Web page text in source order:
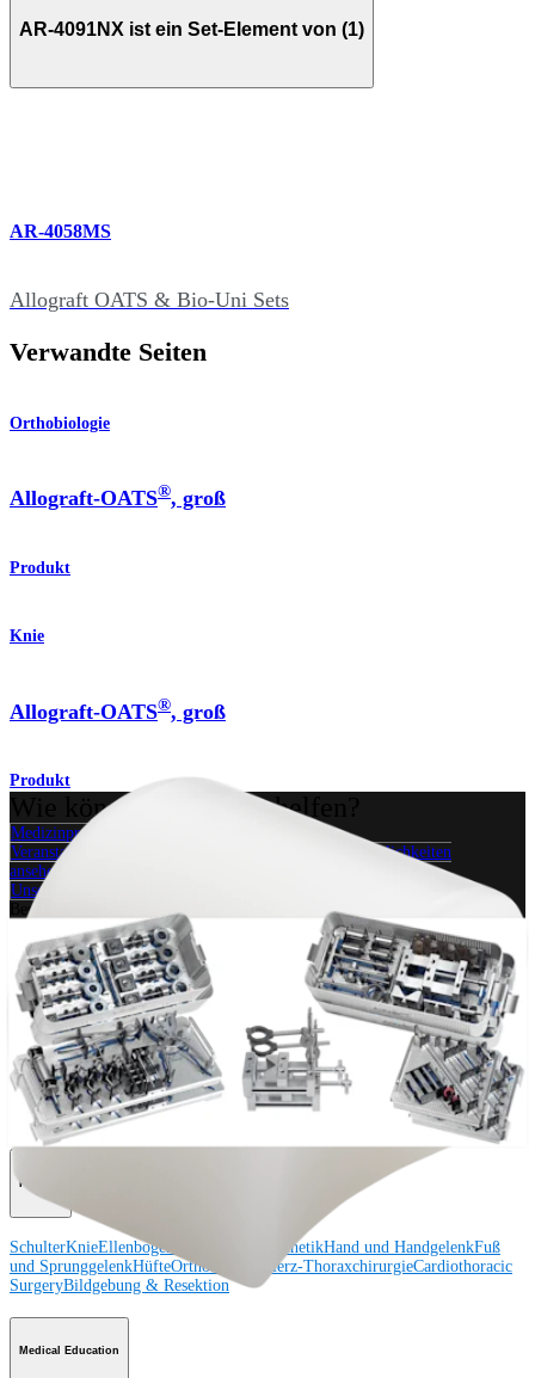
AR-4091NX ist ein Set-Element von (1)
AR-4058MS
Allograft OATS & Bio-Uni Sets
Verwandte Seiten
Orthobiologie
Allograft-OATS®, groß
Produkt
Knie
Allograft-OATS®, groß
Produkt
Wie können wir Ihnen helfen?
Medizinproduktberater:in kontaktieren
Veranstaltungen, Lab-Vorführungen und Schulungsmöglichkeiten
ansehen
Unseren Newsletter abonnieren
Besuchen Sie uns
Operationsverfahren
SchulterKnieEllenbogen SchulterendoprothetikHand und HandgelenkFuß
und SprunggelenkTraumaHüfte OrthobiologieCardiothoracic
SurgeryWirbelsäule
Produkt
SchulterKnieEllenbogen SchulterendoprothetikHand und HandgelenkFuß
und SprunggelenkHüfteOrthobiologie Herz-ThoraxchirurgieCardiothoracic
SurgeryBildgebung & Resektion
Medical Education